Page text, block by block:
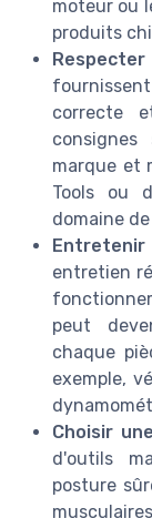
moteur ou
produits
correcte
marque et
Tools ou
domaine
entretien
peut
chaque
exemple,
Choisir
d'outils
posture